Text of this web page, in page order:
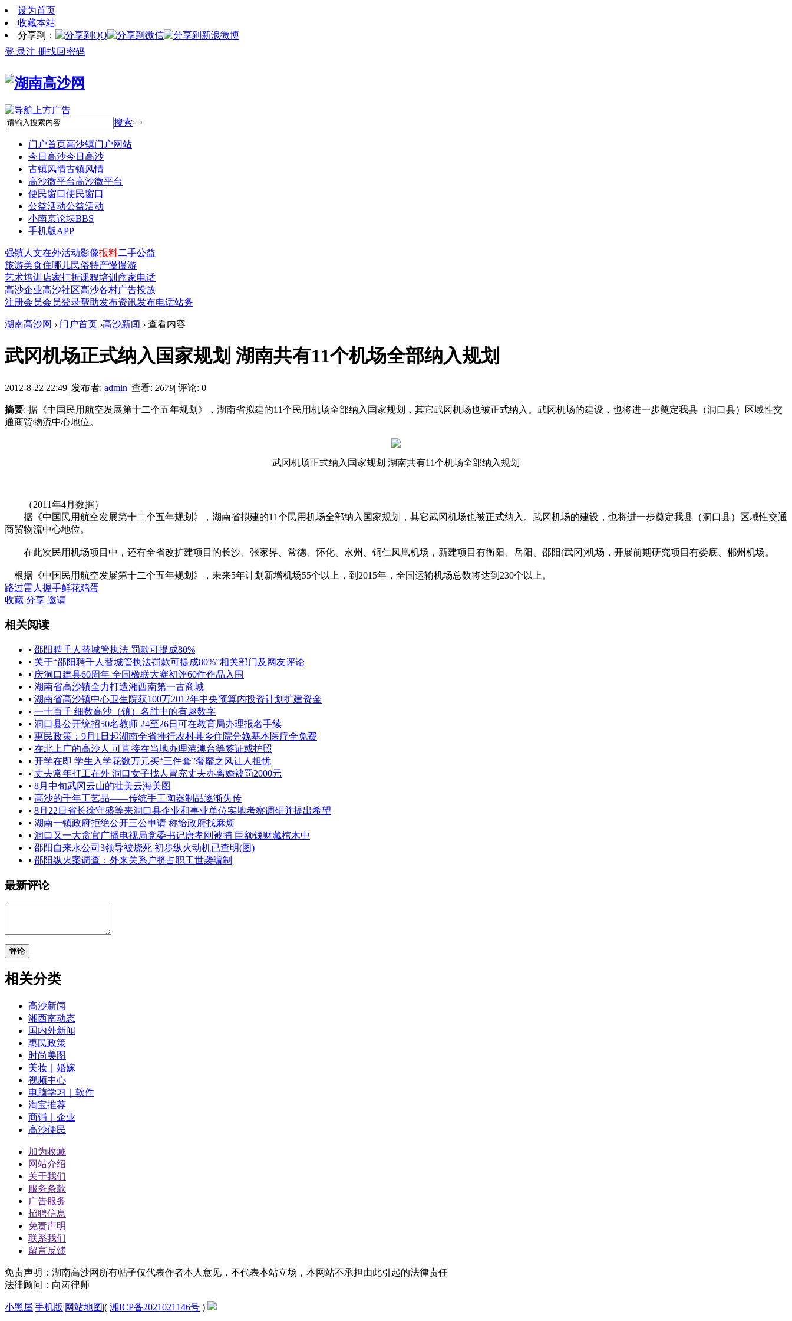
设为首页
收藏本站
分享到：
登 录注 册找回密码
搜索
门户首页高沙镇门户网站
今日高沙今日高沙
古镇风情古镇风情
高沙微平台高沙微平台
便民窗口便民窗口
公益活动公益活动
小南京论坛BBS
手机版APP
强镇人文在外活动影像报料二手公益
旅游美食住哪儿民俗特产慢慢游
艺术培训 店家打折课程培训 商家电话
高沙企业高沙社区高沙各村广告投放
注册会员会员登录帮助发布资讯发布电话站务
湖南高沙网 › 门户首页 ›高沙新闻 › 查看内容
武冈机场正式纳入国家规划 湖南共有11个机场全部纳入规划
2012-8-22 22:49| 发布者: admin| 查看: 2679| 评论: 0
摘要: 据《中国民用航空发展第十二个五年规划》，湖南省拟建的11个民用机场全部纳入国家规划，其它武冈机场也被正式纳入。武冈机场的建设，也将进一步奠定我县（洞口县）区域性交
通商贸物流中心地位。
武冈机场正式纳入国家规划 湖南共有11个机场全部纳入规划
（2011年4月数据）
据《中国民用航空发展第十二个五年规划》，湖南省拟建的11个民用机场全部纳入国家规划，其它武冈机场也被正式纳入。武冈机场的建设，也将进一步奠定我县（洞口县）区域性交通
商贸物流中心地位。
在此次民用机场项目中，还有全省改扩建项目的长沙、张家界、常德、怀化、永州、铜仁凤凰机场，新建项目有衡阳、岳阳、邵阳(武冈)机场，开展前期研究项目有娄底、郴州机场。
根据《中国民用航空发展第十二个五年规划》，未来5年计划新增机场55个以上，到2015年，全国运输机场总数将达到230个以上。
路过雷人 握手鲜花鸡蛋
收藏 分享 邀请
相关阅读
• 邵阳聘千人替城管执法 罚款可提成80%
• 关于“邵阳聘千人替城管执法罚款可提成80%”相关部门及网友评论
• 庆洞口建县60周年 全国楹联大赛初评60件作品入围
• 湖南省高沙镇全力打造湘西南第一古商城
• 湖南省高沙镇中心卫生院获100万2012年中央预算内投资计划扩建资金
• 一十百千 细数高沙（镇）名胜中的有趣数字
• 洞口县公开统招50名教师 24至26日可在教育局办理报名手续
• 惠民政策：9月1日起湖南全省推行农村县乡住院分娩基本医疗全免费
• 在北上广的高沙人 可直接在当地办理港澳台等签证或护照
• 开学在即 学生入学花数万元买“三件套”奢靡之风让人担忧
• 丈夫常年打工在外 洞口女子找人冒充丈夫办离婚被罚2000元
• 8月中旬武冈云山的壮美云海美图
• 高沙的千年工艺品——传统手工陶器制品逐渐失传
• 8月22日省长徐守盛等来洞口县企业和事业单位实地考察调研并提出希望
• 湖南一镇政府拒绝公开三公申请 称给政府找麻烦
• 洞口又一大贪官广播电视局党委书记唐孝刚被捕 巨额钱财藏棺木中
• 邵阳自来水公司3领导被烧死 初步纵火动机已查明(图)
• 邵阳纵火案调查：外来关系户挤占职工世袭编制
最新评论
评论
相关分类
高沙新闻
湘西南动态
国内外新闻
惠民政策
时尚美图
美妆｜婚嫁
视频中心
电脑学习｜软件
淘宝推荐
商铺｜企业
高沙便民
加为收藏
网站介绍
关于我们
服务条款
广告服务
招聘信息
免责声明
联系我们
留言反馈
免责声明：湖南高沙网所有帖子仅代表作者本人意见，不代表本站立场，本网站不承担由此引起的法律责任
法律顾问：向涛律师
小黑屋|手机版|网站地图|( 湘ICP备2021021146号 )